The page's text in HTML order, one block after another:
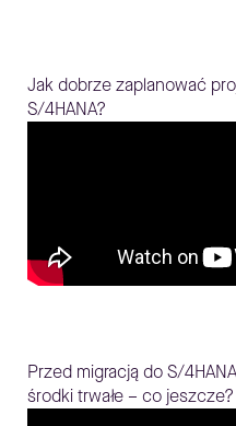
Jak dobrze zaplanować
S/4HANA?
Przed migracją do S/
środki trwałe – co jeszcze?